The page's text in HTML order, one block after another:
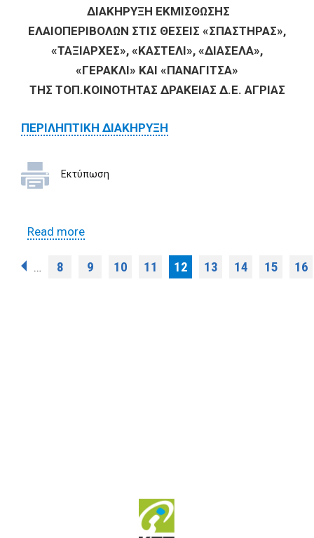
ΔΙΑΚΗΡΥΞΗ ΕΚΜΙΣΘΩΣΗΣ
ΕΛΑΙΟΠΕΡΙΒΟΛΩΝ ΣΤΙΣ ΘΕΣΕΙΣ «ΣΠΑΣΤΗΡΑΣ»,
«ΤΑΞΙΑΡΧΕΣ», «ΚΑΣΤΕΛΙ», «ΔΙΑΣΕΛΑ»,
«ΓΕΡΑΚΛΙ» ΚΑΙ «ΠΑΝΑΓΙΤΣΑ»
ΤΗΣ ΤΟΠ.ΚΟΙΝΟΤΗΤΑΣ ΔΡΑΚΕΙΑΣ Δ.Ε. ΑΓΡΙΑΣ
ΠΕΡΙΛΗΠΤΙΚΗ ΔΙΑΚΗΡΥΞΗ
Εκτύπωση
Read moreabout Δημόσιος Πλειοδοτικός
δημοτικών ελαιοπεριβόλων που
Pages
… 8 9 10 11 12 13 14 15 16